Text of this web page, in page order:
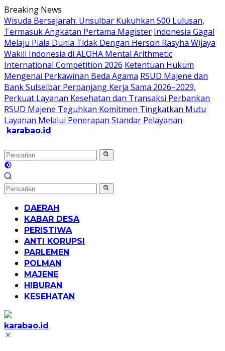
Langsung
ke
konten
Breaking News
Wisuda Bersejarah: Unsulbar Kukuhkan 500 Lulusan,
Termasuk Angkatan Pertama Magister Indonesia Gagal
Melaju Piala Dunia Tidak Dengan Herson Rasyha Wijaya
Wakili Indonesia di ALOHA Mental Arithmetic
International Competition 2026 Ketentuan Hukum
Mengenai Perkawinan Beda Agama RSUD Majene dan
Bank Sulselbar Perpanjang Kerja Sama 2026–2029,
Perkuat Layanan Kesehatan dan Transaksi Perbankan
RSUD Majene Teguhkan Komitmen Tingkatkan Mutu
Layanan Melalui Penerapan Standar Pelayanan
karabao.id
dan
Tajam
DAERAH
KABAR DESA
PERISTIWA
ANTI KORUPSI
PARLEMEN
POLMAN
MAJENE
HIBURAN
KESEHATAN
karabao.id
Tegas